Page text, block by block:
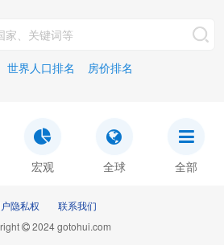
世界人口排名 房价排名
宏观 全球 全部
隐私权
联系我们
2024 gotohui.com